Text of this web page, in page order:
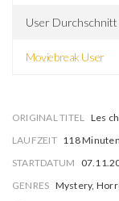
User Durchschnitt
Moviebreak User
ORIGINAL TITEL Les
LAUFZEIT 118 Minuten
STARTDATUM
GENRES Mystery,